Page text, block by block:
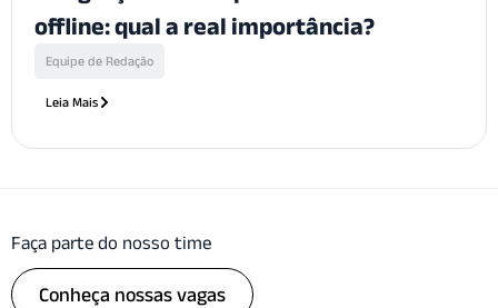
offline: qual a real importância?
Equipe de Redação
Leia Mais
Faça parte do nosso time
Conheça nossas vagas